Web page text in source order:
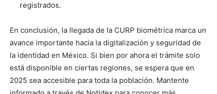
registrados.
En conclusión, la llegada de la CURP biométrica marca un
avance importante hacia la digitalización y seguridad de
la identidad en México. Si bien por ahora el trámite solo
está disponible en ciertas regiones, se espera que en
2025 sea accesible para toda la población. Mantente